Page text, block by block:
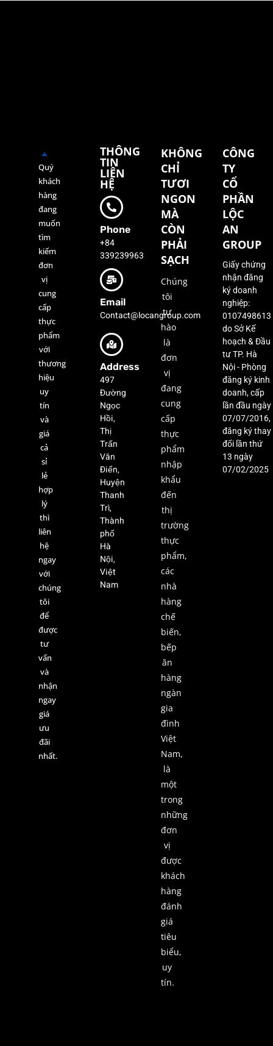
Quý
khách
hàng
đang
muốn
tìm
kiếm
đơn
vị
cung
cấp
thực
phẩm
với
thương
hiệu
uy
tín
và
giá
cả
sỉ
lẻ
hợp
lý
thì
liên
hệ
ngay
với
chúng
tôi
để
được
tư
vấn
và
nhận
ngay
giá
ưu
đãi
nhất.
THÔNG
TIN
LIÊN
HỆ
Phone
+84
339239963
Email
Contact@locangroup.com
Address
497
Đường
Ngọc
Hồi,
Thị
Trấn
Văn
Điển,
Huyện
Thanh
Trì,
Thành
phố
Hà
Nội,
Việt
Nam
KHÔNG
CHỈ
TƯƠI
NGON
MÀ
CÒN
PHẢI
SẠCH
Chúng
tôi
tự
hào
là
đơn
vị
đang
cung
cấp
thực
phẩm
nhập
khẩu
đến
thị
trường
thực
phẩm,
các
nhà
hàng
chế
biến,
bếp
ăn
hàng
ngàn
gia
đình
Việt
Nam,
là
một
trong
những
đơn
vị
được
khách
hàng
đánh
giá
tiêu
biểu,
uy
tín.
CÔNG
TY
CỔ
PHẦN
LỘC
AN
GROUP
Giấy chứng
nhận đăng
ký doanh
nghiệp:
0107498613
do Sở Kế
hoạch & Đầu
tư TP. Hà
Nội - Phòng
đăng ký kinh
doanh, cấp
lần đầu ngày
07/07/2016,
đăng ký thay
đổi lần thứ
13 ngày
07/02/2025